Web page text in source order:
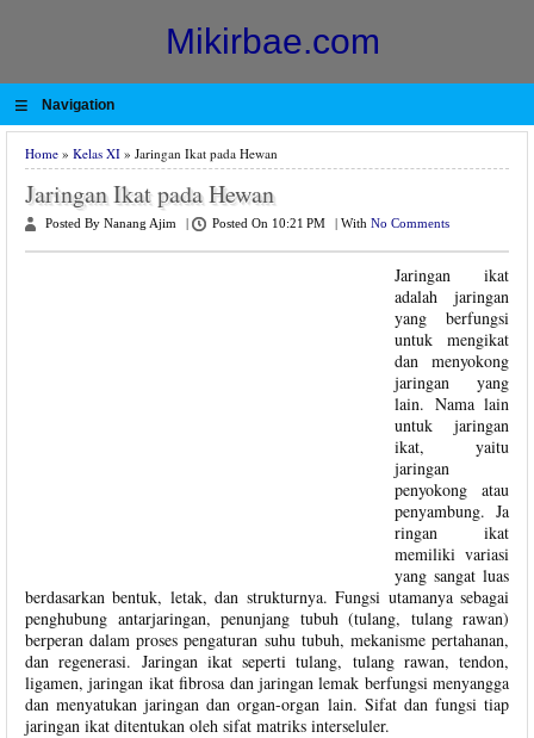
Mikirbae.com
≡ Navigation
Home » Kelas XI » Jaringan Ikat pada Hewan
Jaringan Ikat pada Hewan
Posted By Nanang Ajim Posted On 10:21 PM With No Comments
Jaringan ikat
adalah jaringan
yang berfungsi
untuk mengikat
dan menyokong
jaringan yang
lain. Nama lain
untuk jaringan
ikat, yaitu
jaringan
penyokong atau
penyambung. Ja
ringan ikat
memiliki variasi
yang sangat luas
berdasarkan bentuk, letak, dan strukturnya. Fungsi utamanya sebagai
penghubung antarjaringan, penunjang tubuh (tulang, tulang rawan)
berperan dalam proses pengaturan suhu tubuh, mekanisme pertahanan,
dan regenerasi. Jaringan ikat seperti tulang, tulang rawan, tendon,
ligamen, jaringan ikat fibrosa dan jaringan lemak berfungsi menyangga
dan menyatukan jaringan dan organ-organ lain. Sifat dan fungsi tiap
jaringan ikat ditentukan oleh sifat matriks interseluler.